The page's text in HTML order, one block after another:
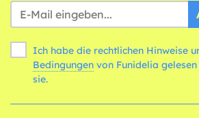
Ich habe die rechtlichen Hinweise
Bedingungen
sie.